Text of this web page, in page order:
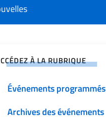
À LA RUBRIQUE
Événements programmés
Archives des événements